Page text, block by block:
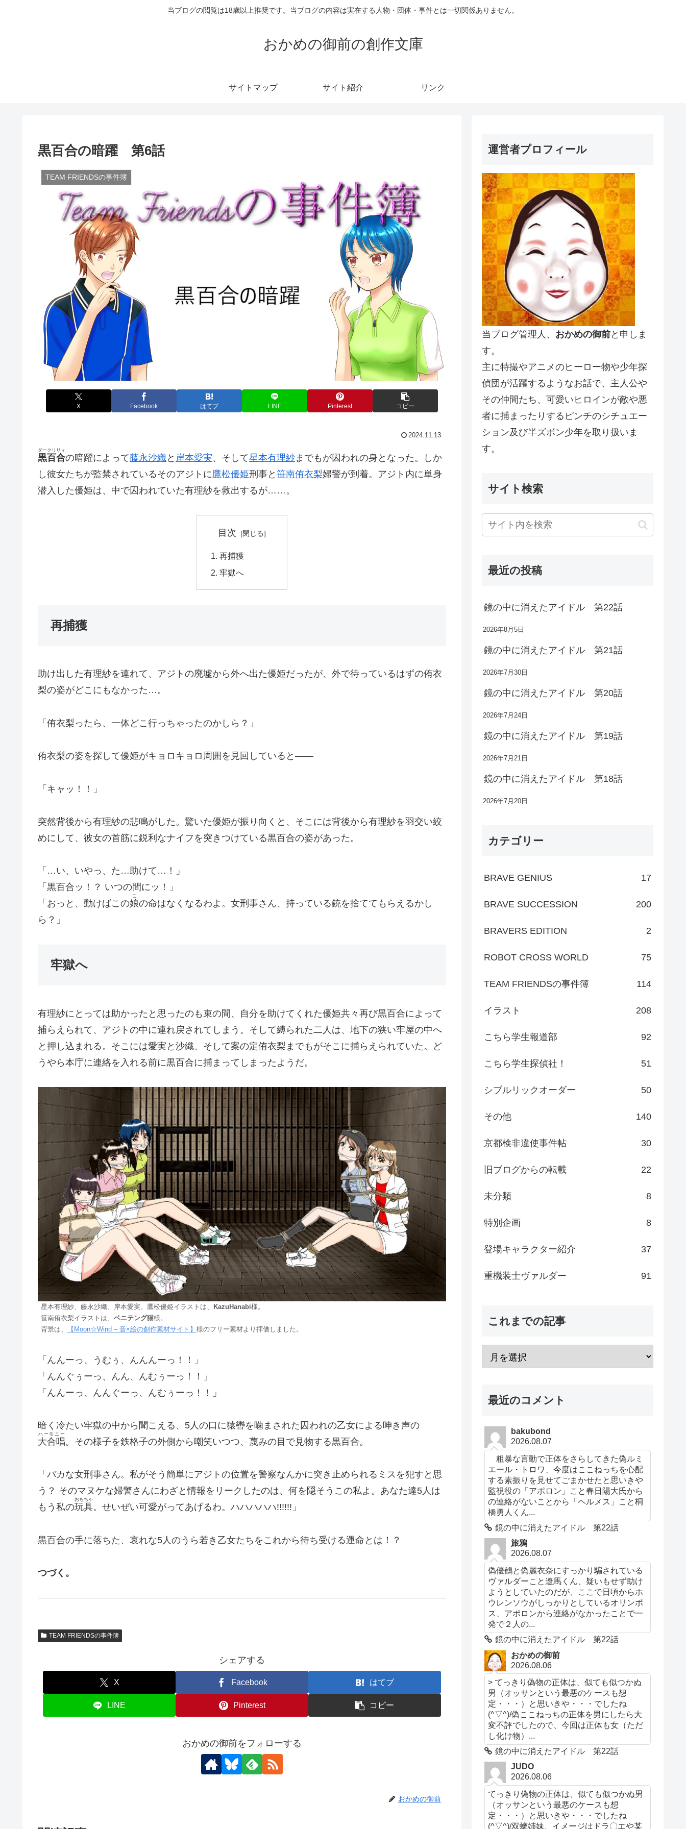
当ブログの閲覧は18歳以上推奨です。当ブログの内容は実在する人物・団体・事件とは一切関係ありません。
おかめの御前の創作文庫
サイトマップ サイト紹介 リンク
黒百合の暗躍 第6話
TEAM FRIENDSの事件簿
X Facebook はてブ LINE Pinterest コピー
2024.11.13
黒百合
ダークリリィ
の暗躍によって藤永沙織と 岸本愛実、そして星本有理紗 までもが囚われの身となった。しか
し彼女たちが監禁されているそのアジトに鷹松優姫刑事と 笹南侑衣梨婦警が到着。アジト内に単身
潜入した優姫は、中で囚われていた有理紗を救出するが……。
目次
再捕獲
牢獄へ
再捕獲
助け出した有理紗を連れて、アジトの廃墟から外へ出た優姫だったが、外で待っているはずの侑衣
梨の姿がどこにもなかった…。
「侑衣梨ったら、一体どこ行っちゃったのかしら？」
侑衣梨の姿を探して優姫がキョロキョロ周囲を見回していると――
「キャッ！！」
突然背後から有理紗の悲鳴がした。驚いた優姫が振り向くと、そこには背後から有理紗を羽交い絞
めにして、彼女の首筋に鋭利なナイフを突きつけている黒百合の姿があった。
「…い、いやっ、た…助けて…！」
「黒百合ッ！？ いつの間にッ！」
「おっと、動けばこの娘
こ
の命はなくなるわよ。女刑事さん、持っている銃を捨ててもらえるかし
ら？」
牢獄へ
有理紗にとっては助かったと思ったのも束の間、自分を助けてくれた優姫共々再び黒百合によって
捕らえられて、アジトの中に連れ戻されてしまう。そして縛られた二人は、地下の狭い牢屋の中へ
と押し込まれる。そこには愛実と沙織、そして案の定侑衣梨までもがそこに捕らえられていた。ど
うやら本庁に連絡を入れる前に黒百合に捕まってしまったようだ。
星本有理紗、藤永沙織、岸本愛実、鷹松優姫イラストは、 KazuHanabi様。
笹南侑衣梨イラストは、 ベニテング猫様。
背景は、
【Moon☆Wind – 音×絵の創作素材サイト】 様のフリー素材より拝借しました。
「んんーっ、うむぅ、んんんーっ！！」
「んんぐぅーっ、んん、んむぅーっ！！」
「んんーっ、んんぐーっ、んむぅーっ！！」
暗く冷たい牢獄の中から聞こえる、5人の口に猿轡を噛まされた囚われの乙女による呻き声の
大合唱
ハーモニー
。その様子を鉄格子の外側から嘲笑いつつ、蔑みの目で見物する黒百合。
「バカな女刑事さん。私がそう簡単にアジトの位置を警察なんかに突き止められるミスを犯すと思
う？ そのマヌケな婦警さんにわざと情報をリークしたのは、何を隠そうこの私よ。あなた達5人は
もう私の玩具
おもちゃ
。せいぜい可愛がってあげるわ。ハハハハハ!!!!!!」
黒百合の手に落ちた、哀れな5人のうら若き乙女たちをこれから待ち受ける運命とは！？
つづく。
TEAM FRIENDSの事件簿
シェアする
X Facebook はてブ
LINE Pinterest コピー
おかめの御前をフォローする
おかめの御前
運営者プロフィール
当ブログ管理人、 おかめの御前と申しま
す。
主に特撮やアニメのヒーロー物や少年探
偵団が活躍するようなお話で、主人公や
その仲間たち、可愛いヒロインが敵や悪
者に捕まったりするピンチのシチュエー
ション及び半ズボン少年を取り扱いま
す。
サイト検索
最近の投稿
鏡の中に消えたアイドル 第22話
2026年8月5日
鏡の中に消えたアイドル 第21話
2026年7月30日
鏡の中に消えたアイドル 第20話
2026年7月24日
鏡の中に消えたアイドル 第19話
2026年7月21日
鏡の中に消えたアイドル 第18話
2026年7月20日
カテゴリー
BRAVE GENIUS 17
BRAVE SUCCESSION 200
BRAVERS EDITION 2
ROBOT CROSS WORLD 75
TEAM FRIENDSの事件簿 114
イラスト 208
こちら学生報道部 92
こちら学生探偵社！ 51
シブルリックオーダー 50
その他 140
京都検非違使事件帖 30
旧ブログからの転載 22
未分類 8
特別企画 8
登場キャラクター紹介 37
重機装士ヴァルダー 91
これまでの記事
最近のコメント
bakubond
2026.08.07
粗暴な言動で正体をさらしてきた偽ルミ
エール・トロワ、今度はここねっちを心配
する素振りを見せてごまかせたと思いきや
監視役の「アポロン」こと春日陽大氏から
の連絡がないことから「ヘルメス」こと桐
橋勇人くん...
鏡の中に消えたアイドル 第22話
旅鴉
2026.08.07
偽優鶴と偽麗衣奈にすっかり騙されている
ヴァルダーこと遼馬くん、疑いもせず助け
ようとしていたのだが、ここで日頃からホ
ウレンソウがしっかりとしているオリンポ
ス、アポロンから連絡がなかったことで一
発で２人の...
鏡の中に消えたアイドル 第22話
おかめの御前
2026.08.06
> てっきり偽物の正体は、似ても似つかぬ
男（オッサンという最悪のケースも想
定・・・）と思いきや・・・でしたね
(^▽^)/偽ここねっちの正体を男にしたら大
変不評でしたので、今回は正体も女（ただ
し化け物）...
鏡の中に消えたアイドル 第22話
JUDO
2026.08.06
てっきり偽物の正体は、似ても似つかぬ男
（オッサンという最悪のケースも想
定・・・）と思いきや・・・でしたね
(^▽^)/双螭姉妹、イメージはドラ〇エや某